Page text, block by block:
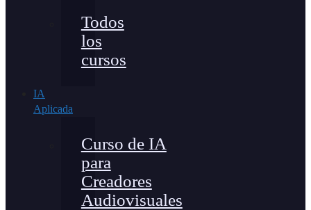
Todos
los
cursos
IA
Aplicada
Curso de IA
para
Creadores
Audiovisuales